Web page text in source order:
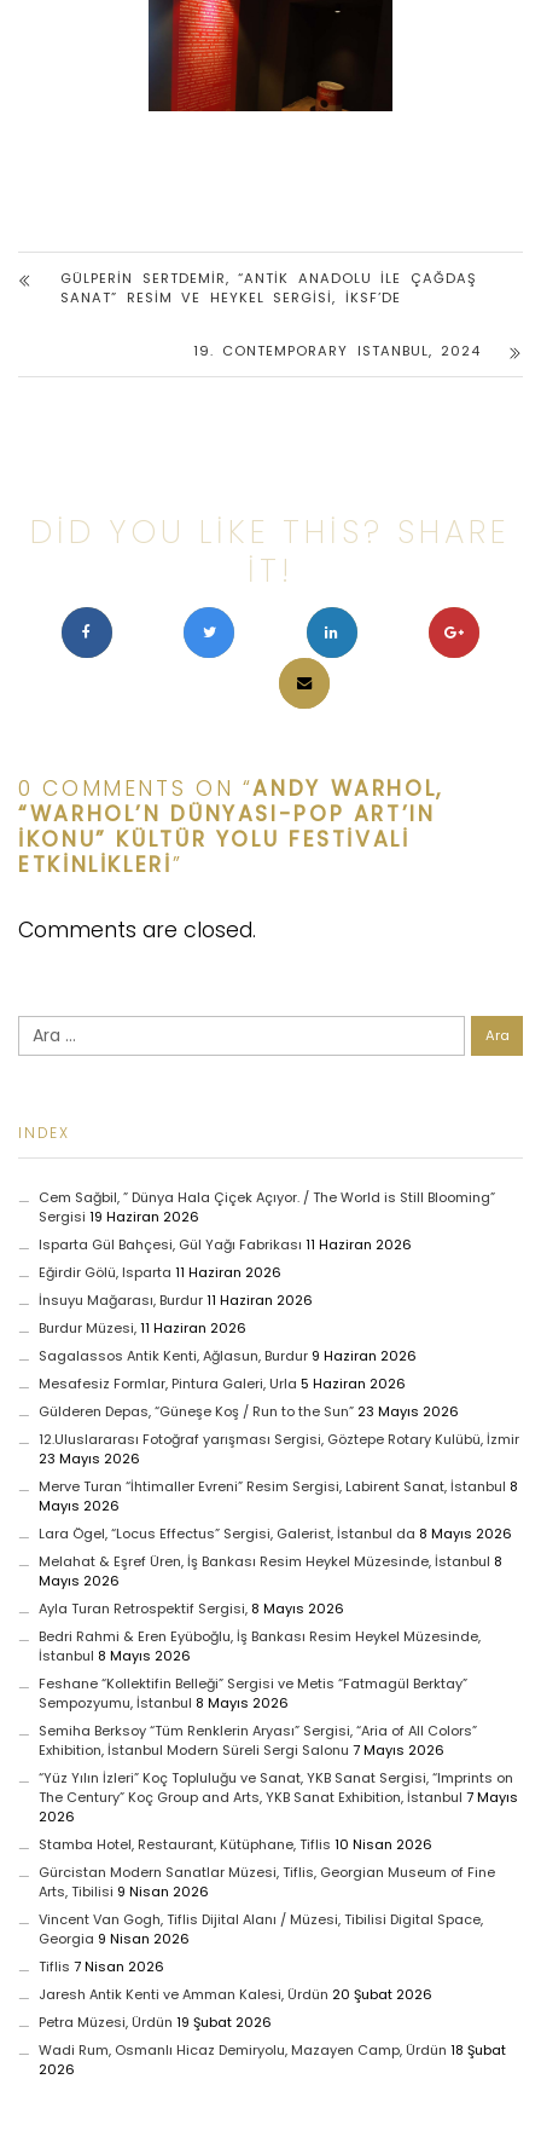
GÜLPERIN SERTDEMIR, “ANTIK ANADOLU ILE ÇAĞDAŞ
SANAT” RESIM VE HEYKEL SERGISI, İKSF’DE
19. CONTEMPORARY ISTANBUL, 2024
DID YOU LIKE THIS? SHARE
IT!
0 COMMENTS ON “ANDY WARHOL,
“WARHOL’N DÜNYASI-POP ART’IN
İKONU” KÜLTÜR YOLU FESTIVALI
ETKINLIKLERI”
Comments are closed.
INDEX
Cem Sağbil, ” Dünya Hala Çiçek Açıyor. / The World is Still Blooming”
Sergisi 19 Haziran 2026
Isparta Gül Bahçesi, Gül Yağı Fabrikası 11 Haziran 2026
Eğirdir Gölü, Isparta 11 Haziran 2026
İnsuyu Mağarası, Burdur 11 Haziran 2026
Burdur Müzesi, 11 Haziran 2026
Sagalassos Antik Kenti, Ağlasun, Burdur 9 Haziran 2026
Mesafesiz Formlar, Pintura Galeri, Urla 5 Haziran 2026
Gülderen Depas, “Güneşe Koş / Run to the Sun” 23 Mayıs 2026
12.Uluslararası Fotoğraf yarışması Sergisi, Göztepe Rotary Kulübü, İzmir
23 Mayıs 2026
Merve Turan “İhtimaller Evreni” Resim Sergisi, Labirent Sanat, İstanbul 8
Mayıs 2026
Lara Ögel, “Locus Effectus” Sergisi, Galerist, İstanbul da 8 Mayıs 2026
Melahat & Eşref Üren, İş Bankası Resim Heykel Müzesinde, İstanbul 8
Mayıs 2026
Ayla Turan Retrospektif Sergisi, 8 Mayıs 2026
Bedri Rahmi & Eren Eyüboğlu, İş Bankası Resim Heykel Müzesinde,
İstanbul 8 Mayıs 2026
Feshane “Kollektifin Belleği” Sergisi ve Metis “Fatmagül Berktay”
Sempozyumu, İstanbul 8 Mayıs 2026
Semiha Berksoy “Tüm Renklerin Aryası” Sergisi, “Aria of All Colors”
Exhibition, İstanbul Modern Süreli Sergi Salonu 7 Mayıs 2026
“Yüz Yılın İzleri” Koç Topluluğu ve Sanat, YKB Sanat Sergisi, “Imprints on
The Century” Koç Group and Arts, YKB Sanat Exhibition, İstanbul 7 Mayıs
2026
Stamba Hotel, Restaurant, Kütüphane, Tiflis 10 Nisan 2026
Gürcistan Modern Sanatlar Müzesi, Tiflis, Georgian Museum of Fine
Arts, Tibilisi 9 Nisan 2026
Vincent Van Gogh, Tiflis Dijital Alanı / Müzesi, Tibilisi Digital Space,
Georgia 9 Nisan 2026
Tiflis 7 Nisan 2026
Jaresh Antik Kenti ve Amman Kalesi, Ürdün 20 Şubat 2026
Petra Müzesi, Ürdün 19 Şubat 2026
Wadi Rum, Osmanlı Hicaz Demiryolu, Mazayen Camp, Ürdün 18 Şubat
2026